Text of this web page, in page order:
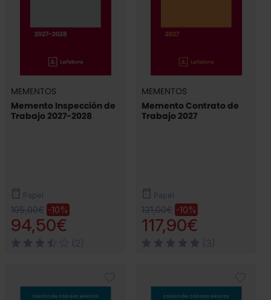
MEMENTOS
Memento Inspección de
Trabajo 2027-2028
Papel
105,00€ -10%
94,50€
MEMENTOS
Memento Contrato de
Trabajo 2027
Papel
131,00€ -10%
117,90€